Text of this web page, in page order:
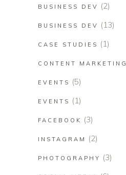
BUSINESS DEV (2)
BUSINESS DEV (13)
CASE STUDIES (1)
CONTENT MARKETING
EVENTS (5)
EVENTS (1)
FACEBOOK (3)
INSTAGRAM (2)
PHOTOGRAPHY (3)